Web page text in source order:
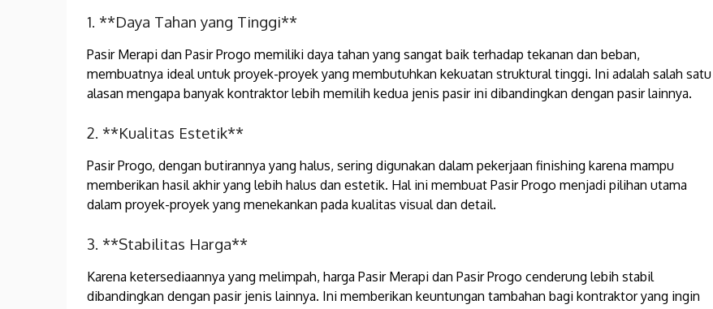
1. **Daya Tahan yang Tinggi**
Pasir Merapi dan Pasir Progo memiliki daya tahan yang sangat baik terhadap tekanan dan beban,
membuatnya ideal untuk proyek-proyek yang membutuhkan kekuatan struktural tinggi. Ini adalah salah satu
alasan mengapa banyak kontraktor lebih memilih kedua jenis pasir ini dibandingkan dengan pasir lainnya.
2. **Kualitas Estetik**
Pasir Progo, dengan butirannya yang halus, sering digunakan dalam pekerjaan finishing karena mampu
memberikan hasil akhir yang lebih halus dan estetik. Hal ini membuat Pasir Progo menjadi pilihan utama
dalam proyek-proyek yang menekankan pada kualitas visual dan detail.
3. **Stabilitas Harga**
Karena ketersediaannya yang melimpah, harga Pasir Merapi dan Pasir Progo cenderung lebih stabil
dibandingkan dengan pasir jenis lainnya. Ini memberikan keuntungan tambahan bagi kontraktor yang ingin